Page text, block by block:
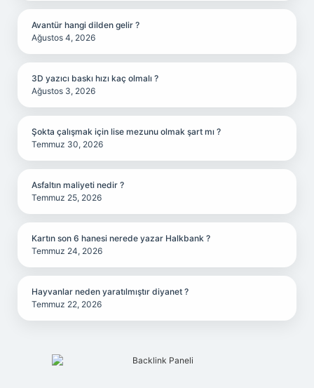
Avantür hangi dilden gelir ?
Ağustos 4, 2026
3D yazıcı baskı hızı kaç olmalı ?
Ağustos 3, 2026
Şokta çalışmak için lise mezunu olmak şart mı ?
Temmuz 30, 2026
Asfaltın maliyeti nedir ?
Temmuz 25, 2026
Kartın son 6 hanesi nerede yazar Halkbank ?
Temmuz 24, 2026
Hayvanlar neden yaratılmıştır diyanet ?
Temmuz 22, 2026